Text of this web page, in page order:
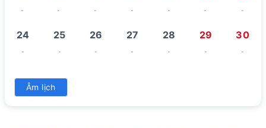
- - - - - - -
24
-
25
-
26
-
27
-
28
-
29
-
30
-
31
Âm lịch